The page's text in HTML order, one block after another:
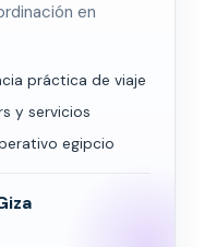
en
práctica de viaje
y servicios
egipcio